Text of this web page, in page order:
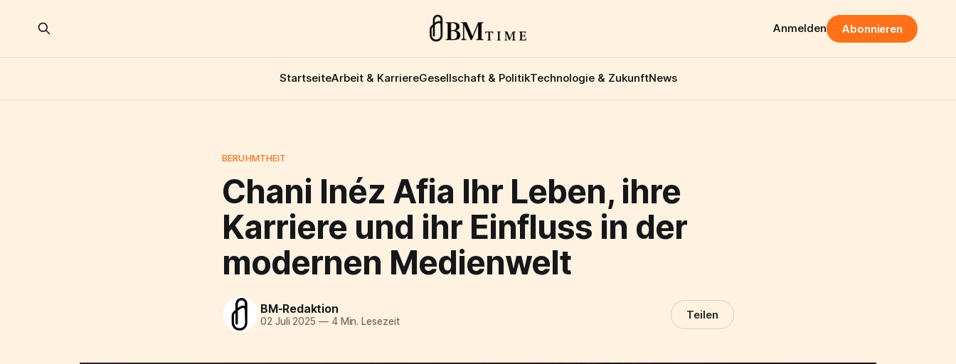
StartseiteArbeit & KarriereGesellschaft & PolitikTechnologie & ZukunftNews
Anmelden Abonnieren
BERUHMTHEIT
Chani Inéz Afia Ihr Leben, ihre
Karriere und ihr Einfluss in der
modernen Medienwelt
BM-Redaktion
02 Juli 2025 —4 Min. Lesezeit Teilen